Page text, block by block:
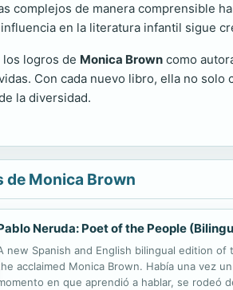
complejos de manera comprensible
en la literatura infantil sigue
los logros de Monica Brown como
Con cada nuevo libro, ella no
la diversidad.
de Monica Brown
Neruda: Poet of the People
new Spanish and English bilingual edition
acclaimed Monica Brown. Había una vez
en que aprendió a hablar, se rodeó